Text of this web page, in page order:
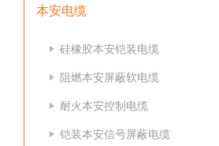
本安电缆
硅橡胶本安铠装电缆
阻燃本安屏蔽软电缆
耐火本安控制电缆
铠装本安信号屏蔽电缆